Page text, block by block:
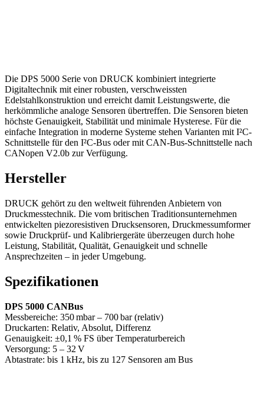
Die DPS 5000 Serie von DRUCK kombiniert integrierte
Digitaltechnik mit einer robusten, verschweissten
Edelstahlkonstruktion und erreicht damit Leistungswerte, die
herkömmliche analoge Sensoren übertreffen. Die Sensoren bieten
höchste Genauigkeit, Stabilität und minimale Hysterese. Für die
einfache Integration in moderne Systeme stehen Varianten mit I²C-
Schnittstelle für den I²C-Bus oder mit CAN-Bus-Schnittstelle nach
CANopen V2.0b zur Verfügung.
Hersteller
DRUCK gehört zu den weltweit führenden Anbietern von
Druckmesstechnik. Die vom britischen Traditionsunternehmen
entwickelten piezoresistiven Drucksensoren, Druckmessumformer
sowie Druckprüf- und Kalibriergeräte überzeugen durch hohe
Leistung, Stabilität, Qualität, Genauigkeit und schnelle
Ansprechzeiten – in jeder Umgebung.
Spezifikationen
DPS 5000 CANBus
Messbereiche: 350 mbar – 700 bar (relativ)
Druckarten: Relativ, Absolut, Differenz
Genauigkeit: ±0,1 % FS über Temperaturbereich
Versorgung: 5 – 32 V
Abtastrate: bis 1 kHz, bis zu 127 Sensoren am Bus